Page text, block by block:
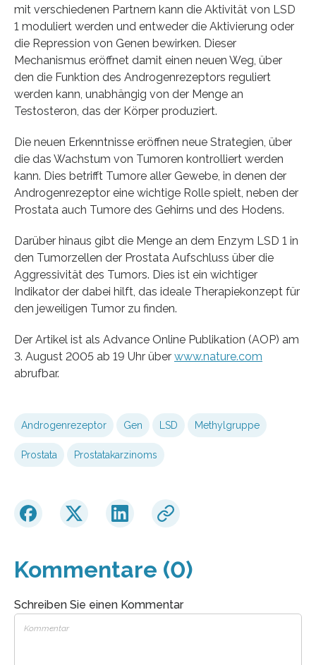
mit verschiedenen Partnern kann die Aktivität von LSD
1 moduliert werden und entweder die Aktivierung oder
die Repression von Genen bewirken. Dieser
Mechanismus eröffnet damit einen neuen Weg, über
den die Funktion des Androgenrezeptors reguliert
werden kann, unabhängig von der Menge an
Testosteron, das der Körper produziert.
Die neuen Erkenntnisse eröffnen neue Strategien, über
die das Wachstum von Tumoren kontrolliert werden
kann. Dies betrifft Tumore aller Gewebe, in denen der
Androgenrezeptor eine wichtige Rolle spielt, neben der
Prostata auch Tumore des Gehirns und des Hodens.
Darüber hinaus gibt die Menge an dem Enzym LSD 1 in
den Tumorzellen der Prostata Aufschluss über die
Aggressivität des Tumors. Dies ist ein wichtiger
Indikator der dabei hilft, das ideale Therapiekonzept für
den jeweiligen Tumor zu finden.
Der Artikel ist als Advance Online Publikation (AOP) am
3. August 2005 ab 19 Uhr über www.nature.com
abrufbar.
Androgenrezeptor Gen LSD Methylgruppe
Prostata Prostatakarzinoms
Kommentare (0)
Schreiben Sie einen Kommentar